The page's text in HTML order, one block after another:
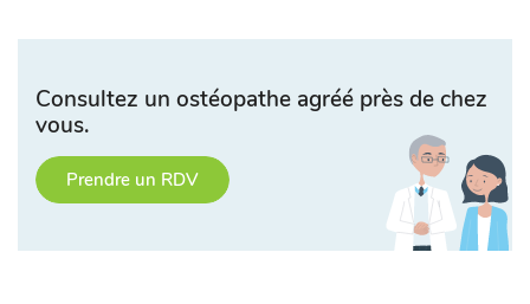
Consultez un ostéopathe agréé près de chez
vous.
Prendre un RDV